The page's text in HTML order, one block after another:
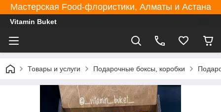
Мастерская Food-флористики, Алматы и Астана
Vitamin Buket
Товары и услуги Подарочные боксы, коробки